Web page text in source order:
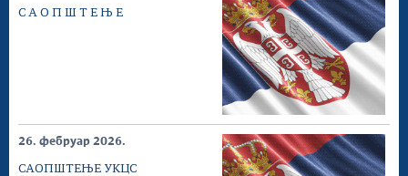
С А О П Ш Т Е Њ Е
26. фебруар 2026.
САОПШТЕЊЕ УКЦС